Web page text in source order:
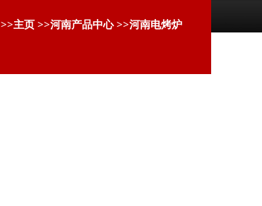
>>主页>>河南产品中心>>河南电烤炉